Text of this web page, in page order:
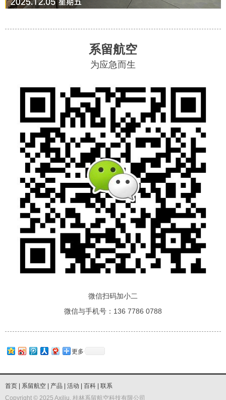
系留航空
为应急而生
微信扫码加小二
微信与手机号：136 7786 0788
更多
首页 系留航空 产品 活动 百科
联系
Copyright © 2025 Axiliu, 桂林系留航空科技有限公司